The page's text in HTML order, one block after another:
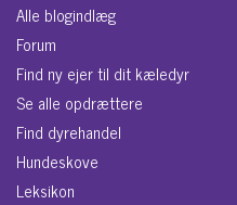
Alle blogindlæg
Forum
Find ny ejer til dit kæledyr
Se alle opdrættere
Find dyrehandel
Hundeskove
Leksikon